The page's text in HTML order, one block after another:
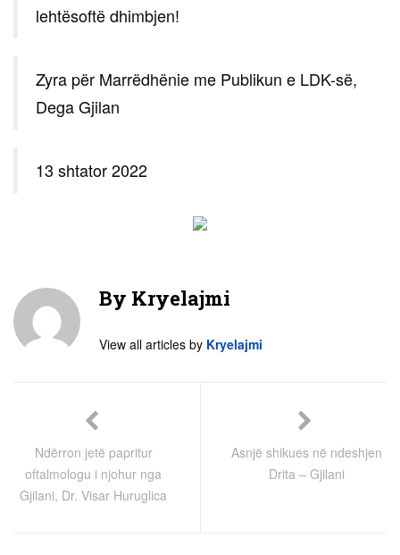
lehtësoftë dhimbjen!
Zyra për Marrëdhënie me Publikun e LDK-së,
Dega Gjilan
13 shtator 2022
By Kryelajmi
View all articles by Kryelajmi
Ndërron jetë papritur
oftalmologu i njohur nga
Gjilani, Dr. Visar Huruglica
Asnjë shikues në ndeshjen
Drita – Gjilani